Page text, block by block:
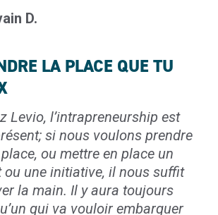
D.
LA PLACE QUE TU
Levio, l’intrapreneurship est
si nous voulons prendre
ou mettre en place un
ou une initiative, il nous suffit
la main. Il y aura toujours
qui va vouloir embarquer